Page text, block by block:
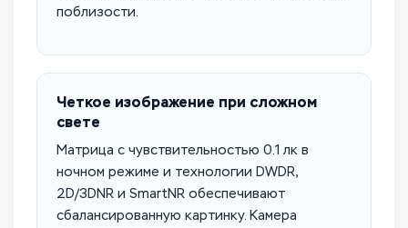
поблизости.
Четкое изображение при сложном
свете
Матрица с чувствительностью 0.1 лк в
ночном режиме и технологии DWDR,
2D/3DNR и SmartNR обеспечивают
сбалансированную картинку. Камера